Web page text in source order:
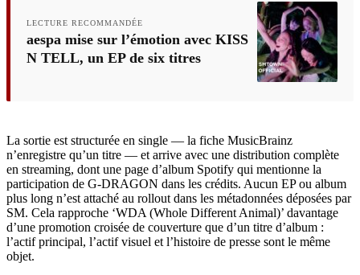
LECTURE RECOMMANDÉE
aespa mise sur l’émotion avec KISS
N TELL, un EP de six titres
La sortie est structurée en single — la fiche MusicBrainz
n’enregistre qu’un titre — et arrive avec une distribution complète
en streaming, dont une page d’album Spotify qui mentionne la
participation de G-DRAGON dans les crédits. Aucun EP ou album
plus long n’est attaché au rollout dans les métadonnées déposées par
SM. Cela rapproche ‘WDA (Whole Different Animal)’ davantage
d’une promotion croisée de couverture que d’un titre d’album :
l’actif principal, l’actif visuel et l’histoire de presse sont le même
objet.